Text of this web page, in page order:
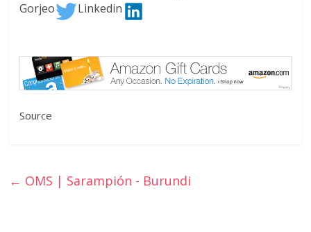
Gorjeo
Linkedin
Source
← OMS | Sarampión - Burundi